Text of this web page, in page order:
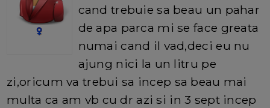
cand trebuie sa beau un pahar
de apa parca mi se face greata
numai cand il vad,deci eu nu
ajung nici la un litru pe
zi,oricum va trebui sa incep sa beau mai
multa ca am vb cu dr azi si in 3 sept incep